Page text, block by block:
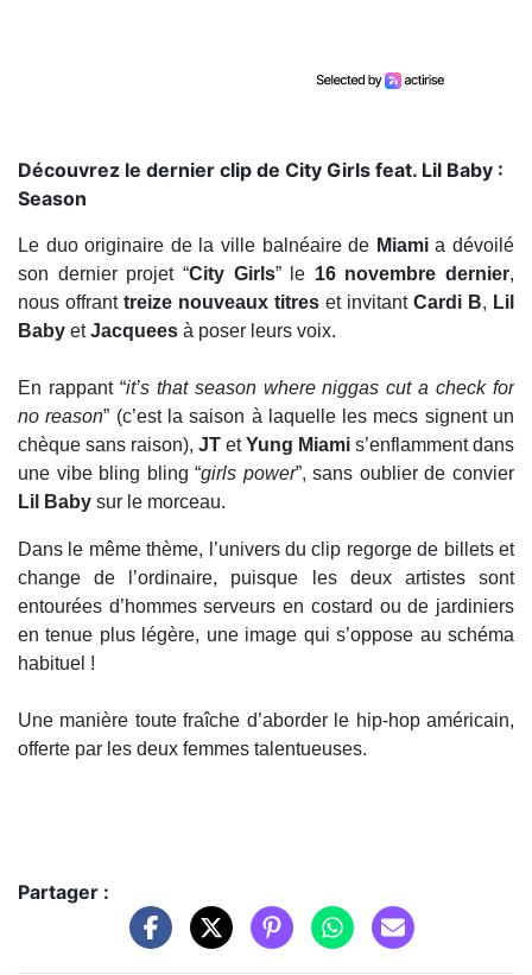
Découvrez le dernier clip de City Girls feat. Lil Baby :
Season
Le duo originaire de la ville balnéaire de Miamia dévoilé
son dernier projet “City Girls” le 16 novembre dernier,
nous offrant treize nouveaux titres et invitant Cardi B, Lil
Baby etJacquees à poser leurs voix.
En rappant “it’s that season where niggas cut a check for
no reason” (c’est la saison à laquelle les mecs signent un
chèque sans raison), JT etYung Miami s’enflamment dans
une vibe bling bling “girls power”, sans oublier de convier
Lil Baby sur le morceau.
Dans le même thème, l’univers du clip regorge de billets et
change de l’ordinaire, puisque les deux artistes sont
entourées d’hommes serveurs en costard ou de jardiniers
en tenue plus légère, une image qui s’oppose au schéma
habituel !
Une manière toute fraîche d’aborder le hip-hop américain,
offerte par les deux femmes talentueuses.
Partager :